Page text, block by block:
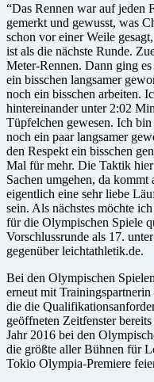
“Das Rennen war auf jeden
gemerkt und gewusst, was
schon vor einer Weile
ist als die nächste Runde.
Meter-Rennen. Dann ging
ein bisschen langsamer
noch ein bisschen arbeiten.
hintereinander unter 2:02
Tüpfelchen gewesen. Ich
noch ein paar langsamer
den Respekt ein bisschen
Mal für mehr. Die Taktik
Sachen umgehen, da
eigentlich eine sehr liebe
sein. Als nächstes möchte
für die Olympischen Spiele
Vorschlussrunde als 17.
gegenüber leichtathletik.de.
Bei den Olympischen
erneut mit
die die
geöffneten Zeitfenster
Jahr 2016 bei den
die größte aller Bühnen für
Tokio Olympia-Premiere